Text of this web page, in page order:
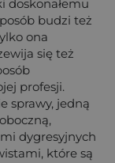
doskonałemu
budzi też
ona
się też
profesji.
sprawy, jedną
dygresyjnych
które są